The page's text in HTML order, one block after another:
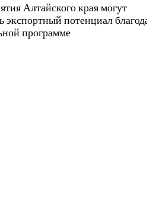
Алтайского края могут
экспортный потенциал
программе